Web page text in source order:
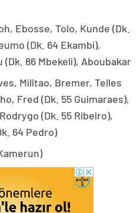
Ebosse, Tolo, Kunde (Dk.
(Dk. 64 Ekambi),
86 Mbekeli), Aboubakar
Militao, Bremer, Telles
Fred (Dk. 55 Guimaraes),
(Dk. 55 Ribeiro),
64 Pedro)